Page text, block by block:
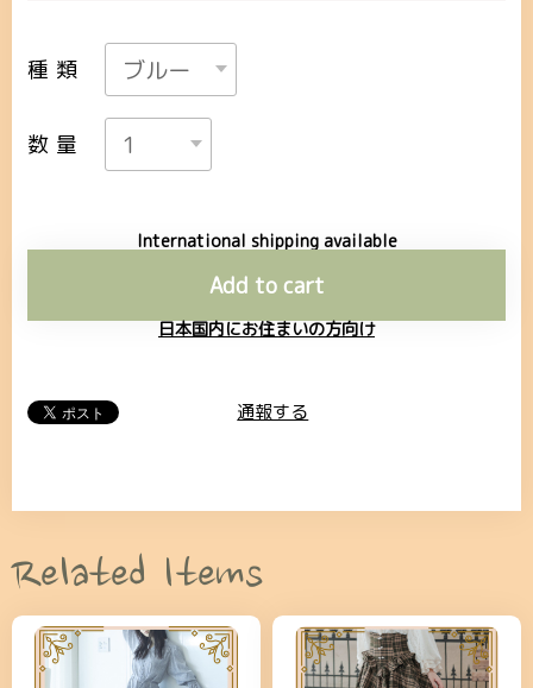
種類
数量
International shipping available
Add to cart
日本国内にお住まいの方向け
通報する
Related Items